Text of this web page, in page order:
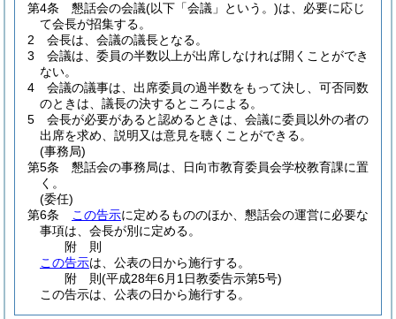
第4条
懇話会の会議(以下「会議」という。)は、必要に応じ
て会長が招集する。
2
会長は、会議の議長となる。
3
会議は、委員の半数以上が出席しなければ開くことができ
ない。
4
会議の議事は、出席委員の過半数をもって決し、可否同数
のときは、議長の決するところによる。
5
会長が必要があると認めるときは、会議に委員以外の者の
出席を求め、説明又は意見を聴くことができる。
(事務局)
第5条
懇話会の事務局は、日向市教育委員会学校教育課に置
く。
(委任)
第6条
この告示に定めるもののほか、懇話会の運営に必要な
事項は、会長が別に定める。
附 則
この告示は、公表の日から施行する。
附 則(平成28年6月1日教委告示第5号)
この告示は、公表の日から施行する。